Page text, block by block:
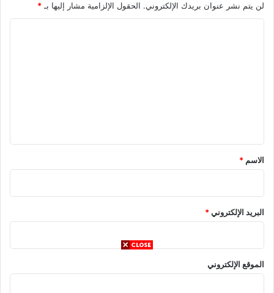
لن يتم نشر عنوان بريدك الإلكتروني. الحقول الإلزامية مشار إليها بـ *
*
الاسم *
البريد الإلكتروني*
الموقع الإلكتروني